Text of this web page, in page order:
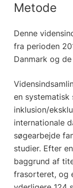
Metode
Denne
fra perioden
Danmark og
en systematisk
inklusion/
internationale
søgearbejde
studier. Efter
baggrund af
frasorteret, og